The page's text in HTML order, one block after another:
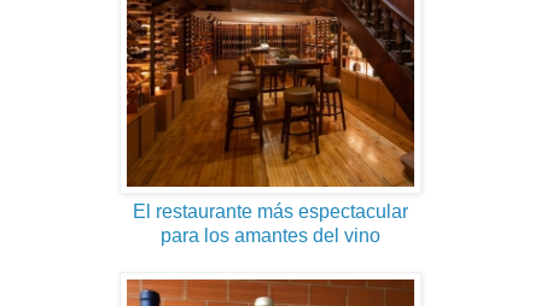
El restaurante más espectacular
para los amantes del vino